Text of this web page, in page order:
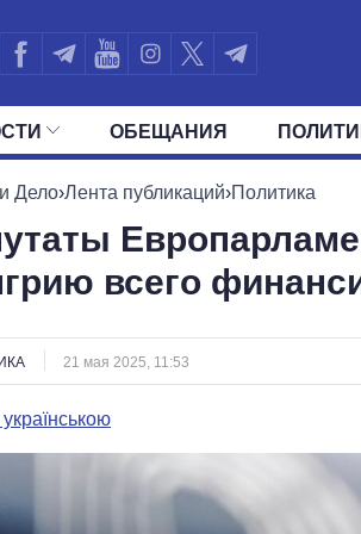
ОБЕЩАНИЯ
ВСЕ ПОЛИТИКИ ПРЕЗИДЕНТ И
Дело›Лента публикаций›Политика
всего
21 мая 2025, 11:53